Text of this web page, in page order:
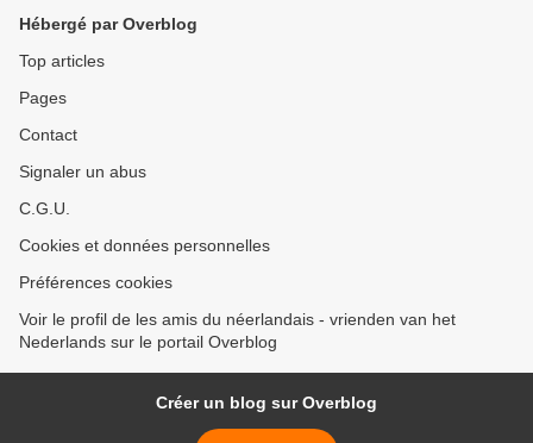
Hébergé par Overblog
Top articles
Pages
Contact
Signaler un abus
C.G.U.
Cookies et données personnelles
Préférences cookies
Voir le profil de les amis du néerlandais - vrienden van het
Nederlands sur le portail Overblog
Créer un blog sur Overblog